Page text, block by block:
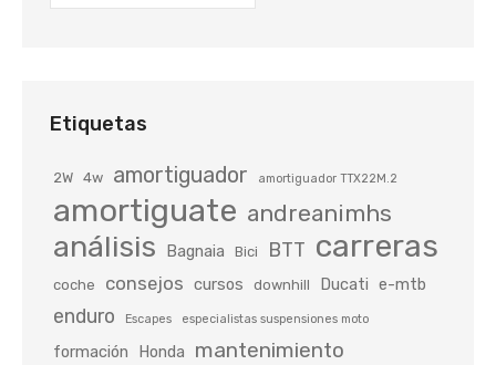
Etiquetas
2W 4w amortiguador amortiguador TTX22M.2
amortiguate andreanimhs
análisis Bagnaia Bici BTT carreras
coche consejos cursos downhill Ducati e-mtb
enduro Escapes especialistas suspensiones moto
formación Honda mantenimiento